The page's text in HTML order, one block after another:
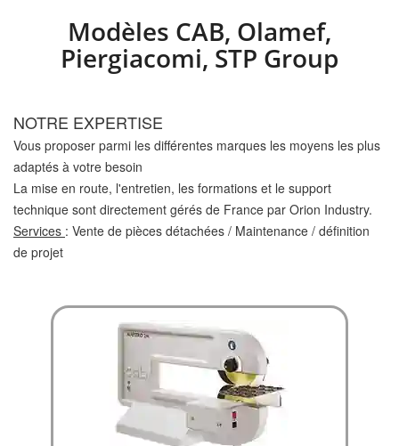
Modèles CAB, Olamef,
Piergiacomi, STP Group
NOTRE EXPERTISE
Vous proposer parmi les différentes marques les moyens les plus
adaptés à votre besoin
La mise en route, l'entretien, les formations et le support
technique sont directement gérés de France par Orion Industry.
Services : Vente de pièces détachées / Maintenance / définition
de projet